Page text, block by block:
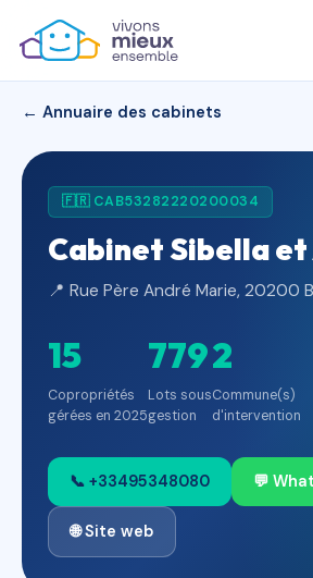
← Annuaire des cabinets
🇫🇷 CAB53282220200034
Cabinet Sibella et
📍 Rue Père André Marie, 20200
15
Copropriétés
gérées en 2025
779
Lots sous
gestion
2
Commune(s)
d'intervention
📞 +33495348080 💬
🌐 Site web